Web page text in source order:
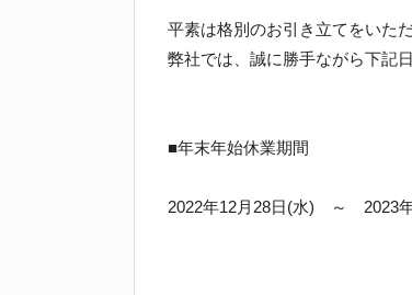
平素は格別のお引き立てをいた
弊社では、誠に勝手ながら下記
■年末年始休業期間
2022年12月28日(水) ～ 2023